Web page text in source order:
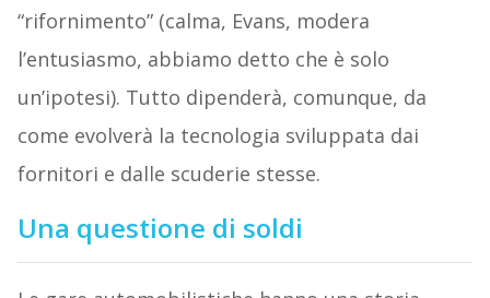
“rifornimento” (calma, Evans, modera
l’entusiasmo, abbiamo detto che è solo
un’ipotesi). Tutto dipenderà, comunque, da
come evolverà la tecnologia sviluppata dai
fornitori e dalle scuderie stesse.
Una questione di soldi